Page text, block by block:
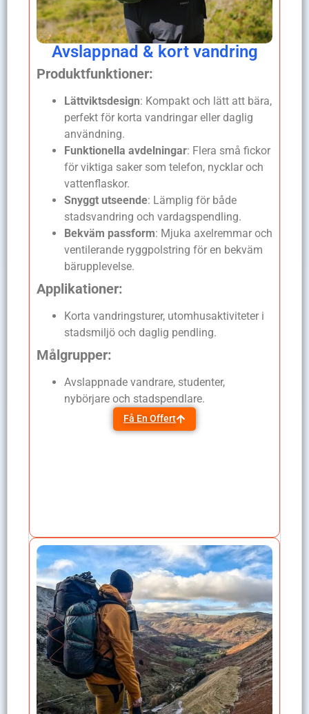
Avslappnad & kort vandring
Produktfunktioner:
Lättviktsdesign: Kompakt och lätt att bära,
perfekt för korta vandringar eller daglig
användning.
Funktionella avdelningar: Flera små fickor
för viktiga saker som telefon, nycklar och
vattenflaskor.
Snyggt utseende: Lämplig för både
stadsvandring och vardagspendling.
Bekväm passform: Mjuka axelremmar och
ventilerande ryggpolstring för en bekväm
bärupplevelse.
Applikationer:
Korta vandringsturer, utomhusaktiviteter i
stadsmiljö och daglig pendling.
Målgrupper:
Avslappnade vandrare, studenter,
nybörjare och stadspendlare.
Få En Offert